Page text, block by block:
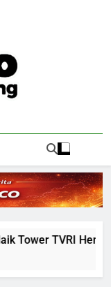
TVRI Hendak